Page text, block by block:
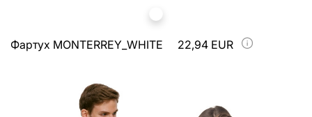
Фартух MONTERREY_WHITE 22,94 EUR